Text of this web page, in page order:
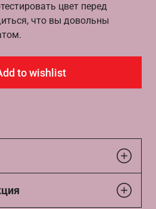
цвет перед
что вы довольны
to wishlist